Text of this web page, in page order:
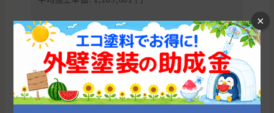
千葉県の他の市区町村から外壁塗装会社を
探す
×